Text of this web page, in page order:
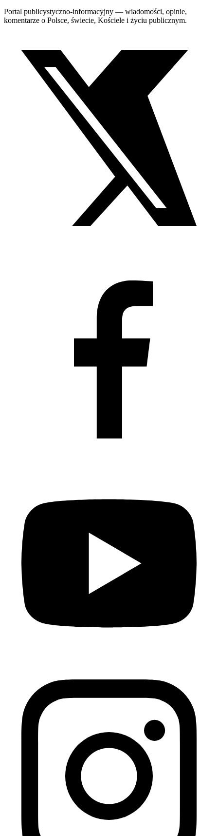
Portal publicystyczno-informacyjny — wiadomości, opinie,
komentarze o Polsce, świecie, Kościele i życiu publicznym.